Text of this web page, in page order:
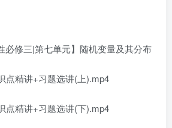
必修三|第七单元】随机变量及其分布
点精讲+习题选讲(上).mp4
点精讲+习题选讲(下).mp4